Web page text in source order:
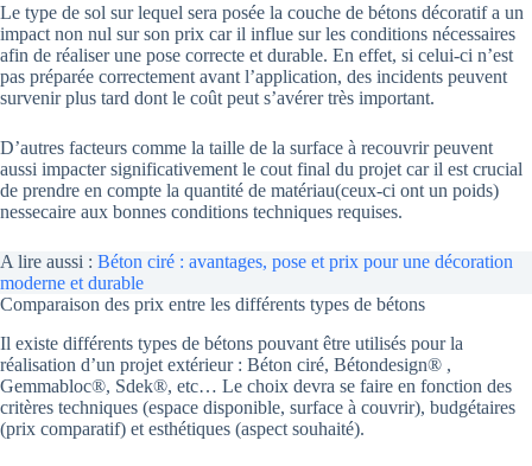
Le type de sol sur lequel sera posée la couche de bétons décoratif a un
impact non nul sur son prix car il influe sur les conditions nécessaires
afin de réaliser une pose correcte et durable. En effet, si celui-ci n’est
pas préparée correctement avant l’application, des incidents peuvent
survenir plus tard dont le coût peut s’avérer très important.
D’autres facteurs comme la taille de la surface à recouvrir peuvent
aussi impacter significativement le cout final du projet car il est crucial
de prendre en compte la quantité de matériau(ceux-ci ont un poids)
nessecaire aux bonnes conditions techniques requises.
A lire aussi : Béton ciré : avantages, pose et prix pour une décoration
moderne et durable
Comparaison des prix entre les différents types de bétons
Il existe différents types de bétons pouvant être utilisés pour la
réalisation d’un projet extérieur : Béton ciré, Bétondesign® ,
Gemmabloc®, Sdek®, etc… Le choix devra se faire en fonction des
critères techniques (espace disponible, surface à couvrir), budgétaires
(prix comparatif) et esthétiques (aspect souhaité).